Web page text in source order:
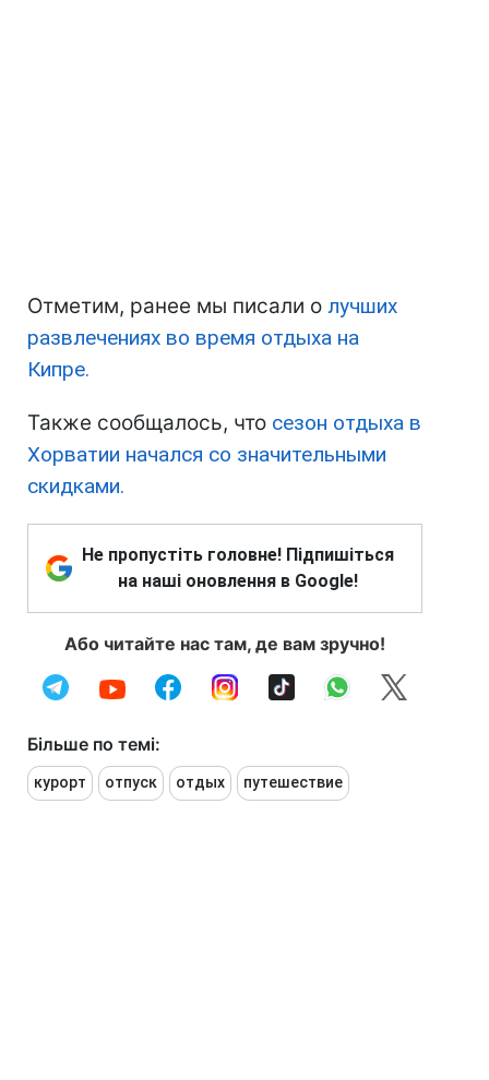
Отметим, ранее мы писали о лучших
развлечениях во время отдыха на
Кипре.
Также сообщалось, что сезон отдыха в
Хорватии начался со значительными
скидками.
Не пропустіть головне! Підпишіться
на наші оновлення в Google!
Або читайте нас там, де вам зручно!
Більше по темі:
курорт отпуск отдых путешествие